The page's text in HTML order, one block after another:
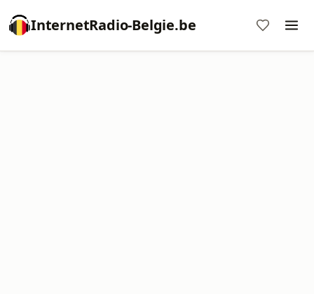
InternetRadio-Belgie.be